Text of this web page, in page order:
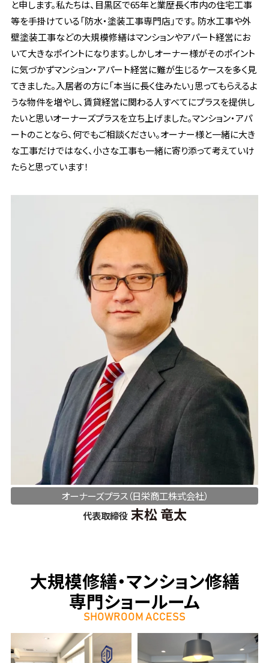
と申します。私たちは、目黒区で65年と業歴長く市内の住宅工事
等を手掛けている「防水・塗装工事専門店」です。 防水工事や外
壁塗装工事などの大規模修繕はマンションやアパート経営にお
いて大きなポイントになります。しかしオーナー様がそのポイント
に気づかずマンション・アパート経営に難が生じるケースを多く見
てきました。入居者の方に「本当に長く住みたい」思ってもらえるよ
うな物件を増やし、賃貸経営に関わる人すべてにプラスを提供し
たいと思いオーナーズプラスを立ち上げました。マンション・アパ
ートのことなら、何でもご相談ください。オーナー様と一緒に大き
な工事だけではなく、小さな工事も一緒に寄り添って考えていけ
たらと思っています！
オーナーズプラス（日栄商工株式会社）
代表取締役 末松 竜太
大規模修繕・マンション修繕
専門ショールーム
SHOWROOM ACCESS